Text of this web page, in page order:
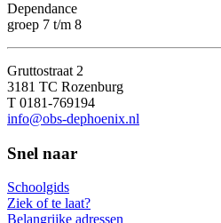
Dependance
groep 7 t/m 8
Gruttostraat 2
3181 TC Rozenburg
T 0181-769194
info@obs-dephoenix.nl
Snel naar
Schoolgids
Ziek of te laat?
Belangrijke adressen